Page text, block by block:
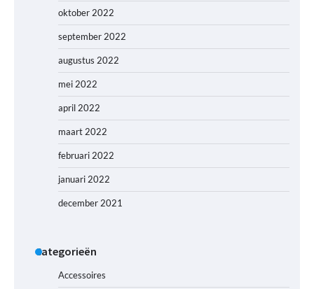
oktober 2022
september 2022
augustus 2022
mei 2022
april 2022
maart 2022
februari 2022
januari 2022
december 2021
Categorieën
Accessoires